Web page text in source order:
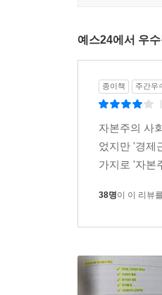
한국 사회에 만
되기는 불가능
투자로 바꾸는
일하도록 시스
사람들을 위해
예스24에서 우
종이책 주간우
자본주의 사
었지만 '경제
가지로 '자본
38명이 이 리뷰